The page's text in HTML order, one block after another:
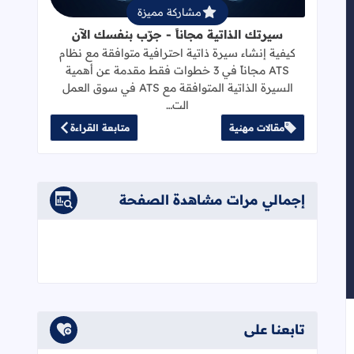
العلامات المرجعية
مشاركة مميزة
سيرتك الذاتية مجاناً - جرّب بنفسك الآن
كيفية إنشاء سيرة ذاتية احترافية متوافقة مع نظام
ATS مجاناً في 3 خطوات فقط مقدمة عن أهمية
السيرة الذاتية المتوافقة مع ATS في سوق العمل
الت…
مقالات مهنية متابعة القراءة
إجمالي مرات مشاهدة الصفحة
تابعنا على